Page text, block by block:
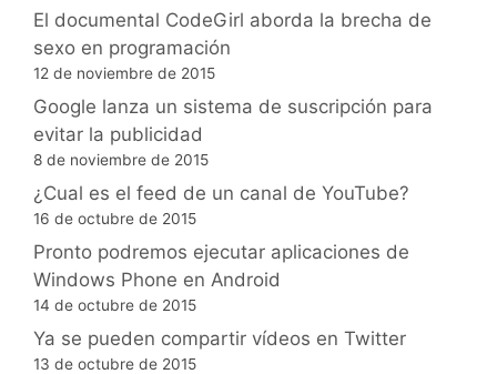
El documental CodeGirl aborda la brecha de
sexo en programación
12 de noviembre de 2015
Google lanza un sistema de suscripción para
evitar la publicidad
8 de noviembre de 2015
¿Cual es el feed de un canal de YouTube?
16 de octubre de 2015
Pronto podremos ejecutar aplicaciones de
Windows Phone en Android
14 de octubre de 2015
Ya se pueden compartir vídeos en Twitter
13 de octubre de 2015